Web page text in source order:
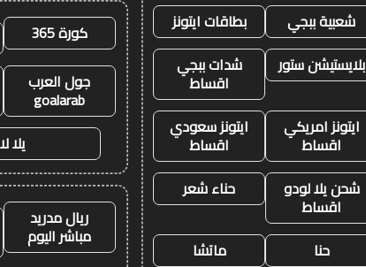
شعبية ببجي
بطاقات ايتونز
بلايستيشن ستور
شدات ببجي
اقساط
ايتونز امريكي
اقساط
ايتونز سعودي
اقساط
شحن يلا لودو
اقساط
حناء شعر
حنا ماتشا
كورة 365
جول العرب
goalarab
يلا
ريال مدريد
مباشر اليوم